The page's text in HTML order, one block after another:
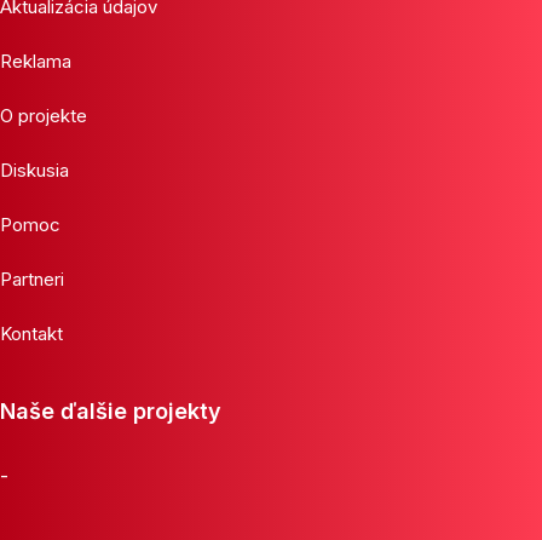
Aktualizácia údajov
Reklama
O projekte
Diskusia
Pomoc
Partneri
Kontakt
Naše ďalšie projekty
-